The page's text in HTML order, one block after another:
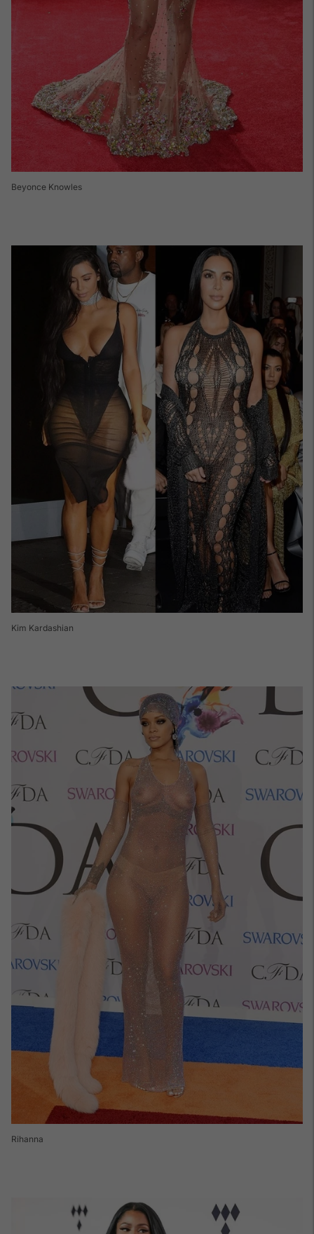
Beyonce Knowles
Kim Kardashian
Rihanna